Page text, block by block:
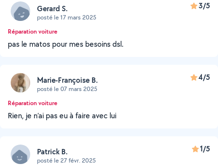
Gerard S.
posté le 17 mars 2025
3/5
Réparation voiture
pas le matos pour mes besoins dsl.
Marie-Françoise B.
posté le 07 mars 2025
4/5
Réparation voiture
Rien, je n’ai pas eu à faire avec lui
Patrick B.
posté le 27 févr. 2025
1/5